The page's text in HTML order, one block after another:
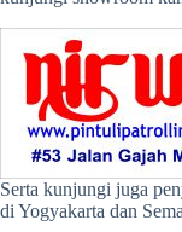
Serta kunjungi juga
di Yogyakarta dan